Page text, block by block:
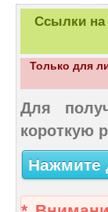
Ссылки на
Только для
Для
короткую
Нажмите